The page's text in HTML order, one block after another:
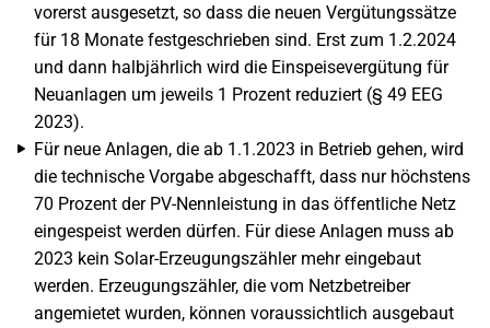
vorerst ausgesetzt, so dass die neuen Vergütungssätze
für 18 Monate festgeschrieben sind. Erst zum 1.2.2024
und dann halbjährlich wird die Einspeisevergütung für
Neuanlagen um jeweils 1 Prozent reduziert (§ 49 EEG
2023).
Für neue Anlagen, die ab 1.1.2023 in Betrieb gehen, wird
die technische Vorgabe abgeschafft, dass nur höchstens
70 Prozent der PV-Nennleistung in das öffentliche Netz
eingespeist werden dürfen. Für diese Anlagen muss ab
2023 kein Solar-Erzeugungszähler mehr eingebaut
werden. Erzeugungszähler, die vom Netzbetreiber
angemietet wurden, können voraussichtlich ausgebaut